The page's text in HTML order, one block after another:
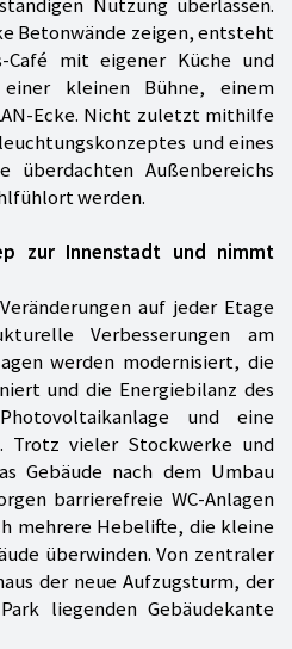
Betonwände zeigen, entsteht
Café mit eigener Küche und
kleinen Bühne, einem
Ecke. Nicht zuletzt mithilfe
und eines
überdachten Außenbereichs
werden.
zur Innenstadt und nimmt
auf jeder Etage
Verbesserungen am
werden modernisiert, die
und die Energiebilanz des
und eine
Trotz vieler Stockwerke und
Gebäude nach dem Umbau
barrierefreie WC-Anlagen
mehrere Hebelifte, die kleine
überwinden. Von zentraler
der neue Aufzugsturm, der
liegenden Gebäudekante